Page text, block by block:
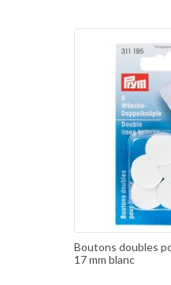
Boutons doubles
17 mm blanc